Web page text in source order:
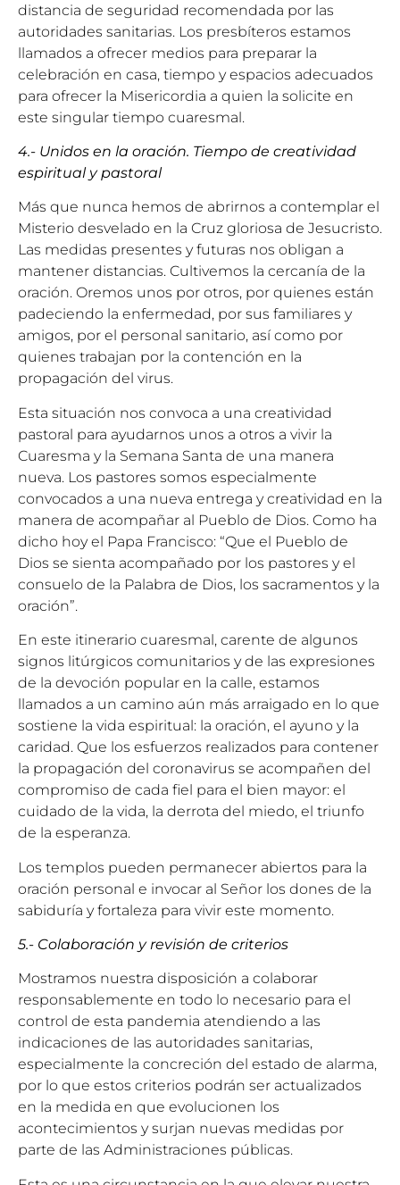
distancia de seguridad recomendada por las
autoridades sanitarias. Los presbíteros estamos
llamados a ofrecer medios para preparar la
celebración en casa, tiempo y espacios adecuados
para ofrecer la Misericordia a quien la solicite en
este singular tiempo cuaresmal.
4.- Unidos en la oración. Tiempo de creatividad
espiritual y pastoral
Más que nunca hemos de abrirnos a contemplar el
Misterio desvelado en la Cruz gloriosa de Jesucristo.
Las medidas presentes y futuras nos obligan a
mantener distancias. Cultivemos la cercanía de la
oración. Oremos unos por otros, por quienes están
padeciendo la enfermedad, por sus familiares y
amigos, por el personal sanitario, así como por
quienes trabajan por la contención en la
propagación del virus.
Esta situación nos convoca a una creatividad
pastoral para ayudarnos unos a otros a vivir la
Cuaresma y la Semana Santa de una manera
nueva. Los pastores somos especialmente
convocados a una nueva entrega y creatividad en la
manera de acompañar al Pueblo de Dios. Como ha
dicho hoy el Papa Francisco: “Que el Pueblo de
Dios se sienta acompañado por los pastores y el
consuelo de la Palabra de Dios, los sacramentos y la
oración”.
En este itinerario cuaresmal, carente de algunos
signos litúrgicos comunitarios y de las expresiones
de la devoción popular en la calle, estamos
llamados a un camino aún más arraigado en lo que
sostiene la vida espiritual: la oración, el ayuno y la
caridad. Que los esfuerzos realizados para contener
la propagación del coronavirus se acompañen del
compromiso de cada fiel para el bien mayor: el
cuidado de la vida, la derrota del miedo, el triunfo
de la esperanza.
Los templos pueden permanecer abiertos para la
oración personal e invocar al Señor los dones de la
sabiduría y fortaleza para vivir este momento.
5.- Colaboración y revisión de criterios
Mostramos nuestra disposición a colaborar
responsablemente en todo lo necesario para el
control de esta pandemia atendiendo a las
indicaciones de las autoridades sanitarias,
especialmente la concreción del estado de alarma,
por lo que estos criterios podrán ser actualizados
en la medida en que evolucionen los
acontecimientos y surjan nuevas medidas por
parte de las Administraciones públicas.